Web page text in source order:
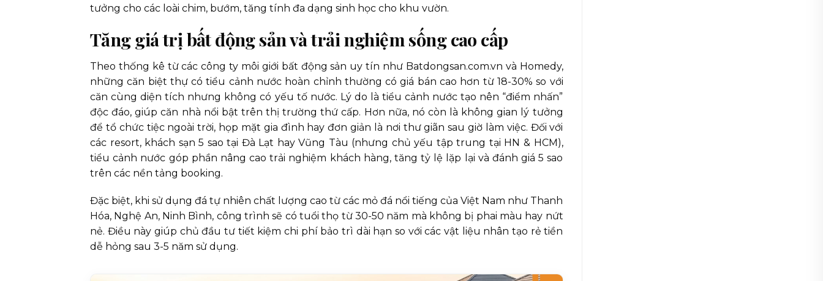
tưởng cho các loài chim, bướm, tăng tính đa dạng sinh học cho khu vườn.
Tăng giá trị bất động sản và trải nghiệm sống cao cấp
Theo thống kê từ các công ty môi giới bất động sản uy tín như Batdongsan.com.vn và Homedy,
những căn biệt thự có tiểu cảnh nước hoàn chỉnh thường có giá bán cao hơn từ 18-30% so với
căn cùng diện tích nhưng không có yếu tố nước. Lý do là tiểu cảnh nước tạo nên “điểm nhấn”
độc đáo, giúp căn nhà nổi bật trên thị trường thứ cấp. Hơn nữa, nó còn là không gian lý tưởng
để tổ chức tiệc ngoài trời, họp mặt gia đình hay đơn giản là nơi thư giãn sau giờ làm việc. Đối với
các resort, khách sạn 5 sao tại Đà Lạt hay Vũng Tàu (nhưng chủ yếu tập trung tại HN & HCM),
tiểu cảnh nước góp phần nâng cao trải nghiệm khách hàng, tăng tỷ lệ lặp lại và đánh giá 5 sao
trên các nền tảng booking.
Đặc biệt, khi sử dụng đá tự nhiên chất lượng cao từ các mỏ đá nổi tiếng của Việt Nam như Thanh
Hóa, Nghệ An, Ninh Bình, công trình sẽ có tuổi thọ từ 30-50 năm mà không bị phai màu hay nứt
nẻ. Điều này giúp chủ đầu tư tiết kiệm chi phí bảo trì dài hạn so với các vật liệu nhân tạo rẻ tiền
dễ hỏng sau 3-5 năm sử dụng.